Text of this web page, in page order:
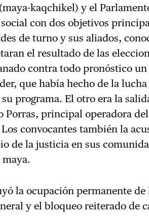
kaqchikel) y el
con dos objetivos
de turno y sus aliados,
el resultado de las
contra todo pronóstico
que había hecho de la
programa. El otro era la
Porras, principal operadora
convocantes también la
de la justicia en sus
la ocupación permanente de
y el bloqueo reiterado de